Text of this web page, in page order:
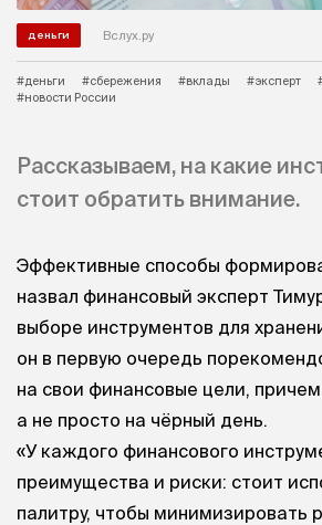
деньги Вслух.ру
#деньги #сбережения #вклады #эксперт
#новости России
Рассказываем, на какие
стоит обратить внимание.
Эффективные способы
назвал финансовый эксперт
выборе инструментов для
он в первую очередь
на свои финансовые цели,
а не просто на чёрный день.
«У каждого финансового
преимущества и риски: стоит
палитру, чтобы минимизировать